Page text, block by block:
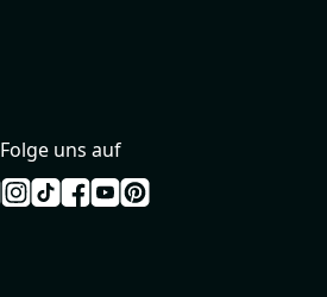
Folge uns auf